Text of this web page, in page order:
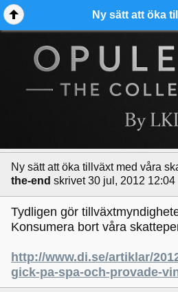
Ny sätt att öka tillväxt med våra
the-end skrivet 30 jul, 2012 12:04
Tydligen gör
Konsumera bort våra
http://www.di.se/artiklar/
gick-pa-spa-och-provade-